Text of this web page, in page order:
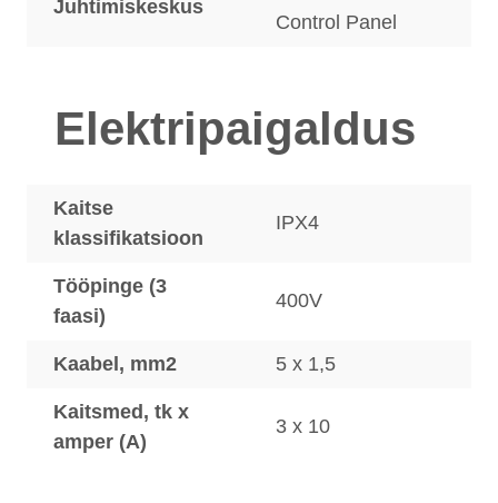
Juhtimiskeskus
Control Panel
Elektripaigaldus
Kaitse
klassifikatsioon
IPX4
Tööpinge (3
faasi)
400V
Kaabel, mm2 5 x 1,5
Kaitsmed, tk x
amper (A)
3 x 10